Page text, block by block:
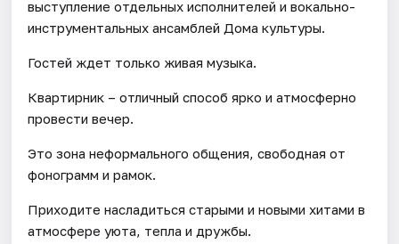
выступление отдельных исполнителей и вокально-
инструментальных ансамблей Дома культуры.
Гостей ждет только живая музыка.
Квартирник – отличный способ ярко и атмосферно
провести вечер.
Это зона неформального общения, свободная от
фонограмм и рамок.
Приходите насладиться старыми и новыми хитами в
атмосфере уюта, тепла и дружбы.